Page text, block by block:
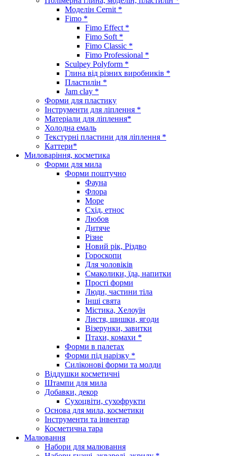
Моделін Cernit *
Fimo *
Fimo Effect *
Fimo Soft *
Fimo Classic *
Fimo Professional *
Sculpey Polyform *
Глина від різних виробників *
Пластилін *
Jam clay *
Форми для пластику
Інструменти для ліплення *
Матеріали для ліплення*
Холодна емаль
Текстурні пластини для ліплення *
Каттери*
Миловаріння, косметика
Форми для мила
Форми поштучно
Фауна
Флора
Море
Схід, етнос
Любов
Дитяче
Різне
Новий рік, Різдво
Гороскопи
Для чоловіків
Смаколики, їда, напитки
Прості форми
Люди, частини тіла
Інші свята
Містика, Хелоуїн
Листя, шишки, ягоди
Візерунки, завитки
Птахи, комахи *
Форми в палетах
Форми під нарізку *
Силіконові форми та молди
Віддушки косметичні
Штампи для мила
Добавки, декор
Сухоцвіти, сухофрукти
Основа для мила, косметики
Інструменти та інвентар
Косметична тара
Малювання
Набори для малювання